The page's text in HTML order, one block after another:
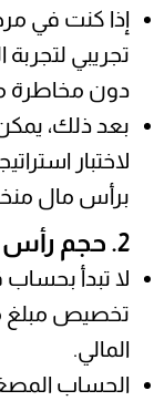
إذا كنت في
تجريبي
دون مخاطرة
بعد ذلك،
لاختبار
برأس مال
2. حجم رأس المال المتاح
لا تبدأ
تخصيص مبلغ
المالي.
الحساب